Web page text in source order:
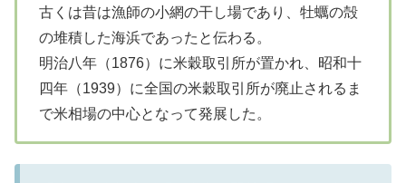
古くは昔は漁師の小網の干し場であり、牡蠣の殻
の堆積した海浜であったと伝わる。
明治八年（1876）に米穀取引所が置かれ、昭和十
四年（1939）に全国の米穀取引所が廃止されるま
で米相場の中心となって発展した。